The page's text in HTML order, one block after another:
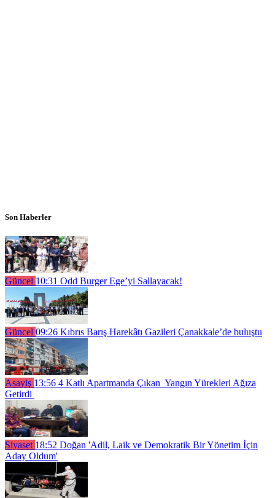
Son Haberler
Güncel 10:31 Odd Burger Ege’yi Sallayacak!
Güncel 09:26 Kıbrıs Barış Harekâtı Gazileri Çanakkale’de buluştu
Asayiş 13:56 4 Katlı Apartmanda Çıkan Yangın Yürekleri Ağıza
Getirdi
Siyaset 18:52 Doğan 'Adil, Laik ve Demokratik Bir Yönetim İçin
Aday Oldum'